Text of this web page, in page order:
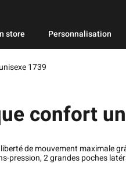
store Personnalisation
1739
confort
de mouvement maximale
pression, 2 grandes poches